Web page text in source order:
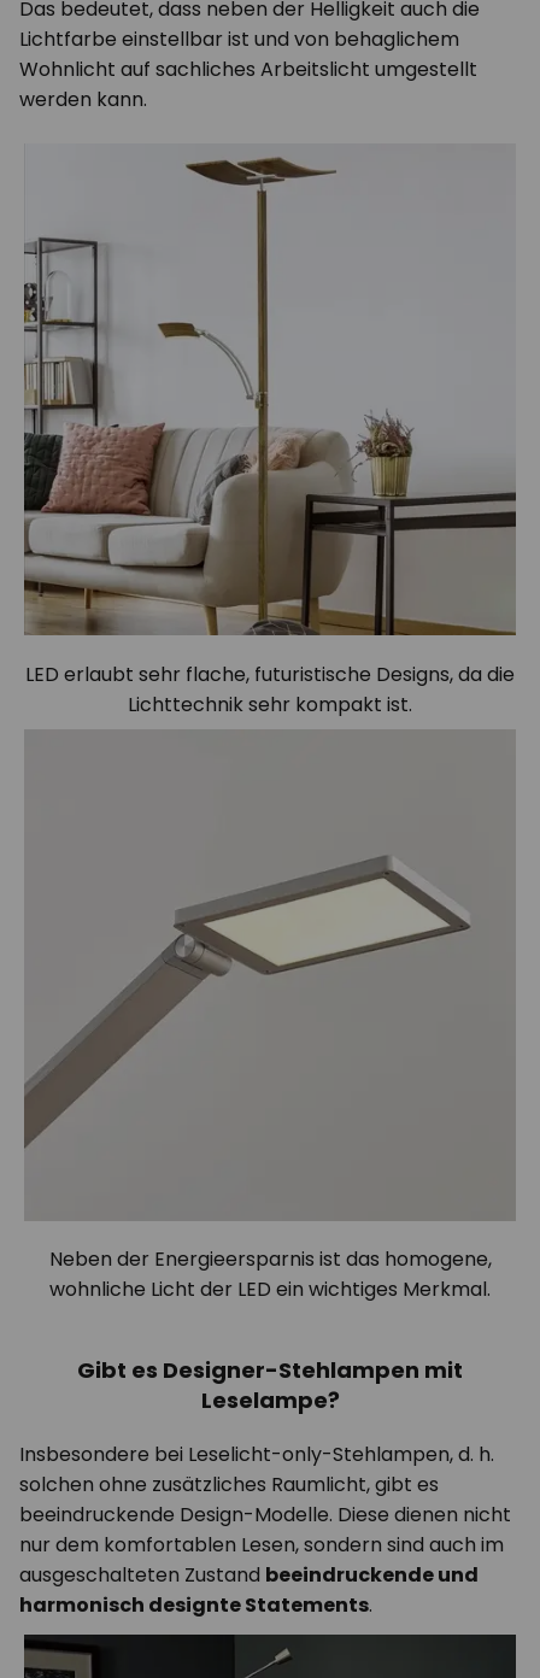
Das bedeutet, dass neben der Helligkeit auch die
Lichtfarbe einstellbar ist und von behaglichem
Wohnlicht auf sachliches Arbeitslicht umgestellt
werden kann.
LED erlaubt sehr flache, futuristische Designs, da die
Lichttechnik sehr kompakt ist.
Neben der Energieersparnis ist das homogene,
wohnliche Licht der LED ein wichtiges Merkmal.
Gibt es Designer-Stehlampen mit
Leselampe?
Insbesondere bei Leselicht-only-Stehlampen, d. h.
solchen ohne zusätzliches Raumlicht, gibt es
beeindruckende Design-Modelle. Diese dienen nicht
nur dem komfortablen Lesen, sondern sind auch im
ausgeschalteten Zustand beeindruckende und
harmonisch designte Statements.